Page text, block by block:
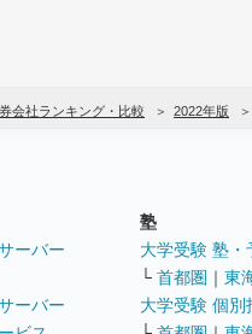
会社ランキング・比較 2022年版
ーバー
ーバー
塾
大学受験 塾・
└ 首都圏 ｜ 東
大学受験 個別